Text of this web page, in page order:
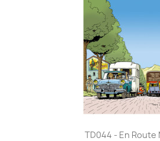
TD044 - En Route